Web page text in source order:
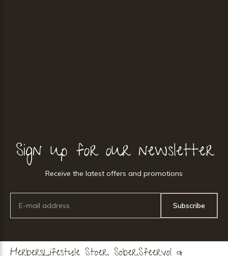
Sign up for our newsletter
Receive the latest offers and promotions
Subscribe